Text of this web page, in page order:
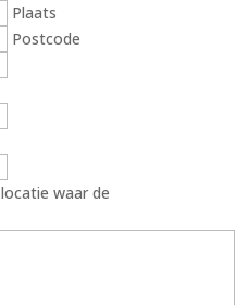
Plaats
Postcode
waar de